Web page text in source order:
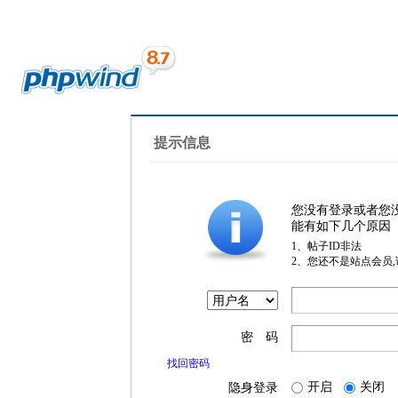
提示信息
您没有登录或者您
能有如下几个原因
1、帖子ID非法
2、您还不是站点会员
密 码
找回密码
隐身登录 开启 关闭